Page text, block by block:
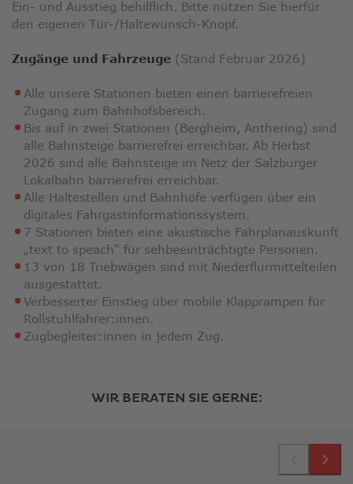
Ein- und Ausstieg behilflich. Bitte nützen Sie hierfür
den eigenen Tür-/Haltewunsch-Knopf.
Zugänge und Fahrzeuge (Stand Februar 2026)
Alle unsere Stationen bieten einen barrierefreien
Zugang zum Bahnhofsbereich.
Bis auf in zwei Stationen (Bergheim, Anthering) sind
alle Bahnsteige barrierefrei erreichbar. Ab Herbst
2026 sind alle Bahnsteige im Netz der Salzburger
Lokalbahn barrierefrei erreichbar.
Alle Haltestellen und Bahnhöfe verfügen über ein
digitales Fahrgastinformationssystem.
7 Stationen bieten eine akustische Fahrplanauskunft
„text to speach“ für sehbeeinträchtigte Personen.
13 von 18 Triebwägen sind mit Niederflurmittelteilen
ausgestattet.
Verbesserter Einstieg über mobile Klapprampen für
Rollstuhlfahrer:innen.
Zugbegleiter:innen in jedem Zug.
WIR BERATEN SIE GERNE: